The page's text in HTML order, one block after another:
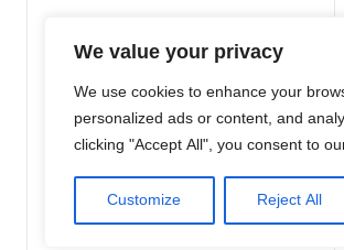
We value your privacy
We use cookies to enhance your
personalized ads or content, and
clicking "Accept All", you consent to
Customize Reject All